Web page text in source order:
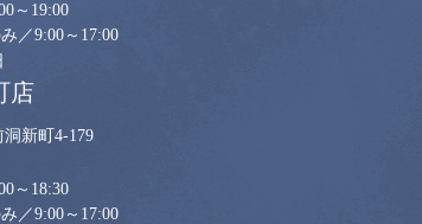
～19:00
／9:00～17:00
店
新町4-179
～18:30
／9:00～17:00